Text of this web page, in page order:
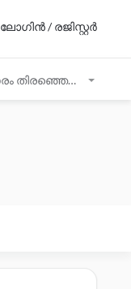
ലോഗിൻ / രജിസ്റ്റർ
നഗരം തിരഞ്ഞെടുക്കുക